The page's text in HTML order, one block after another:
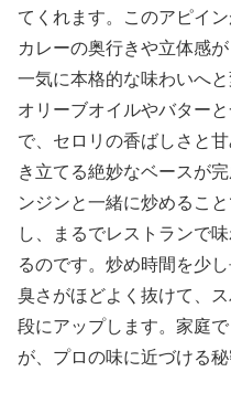
てくれます。このアピイ
カレーの奥行きや立体感
一気に本格的な味わいへ
オリーブオイルやバター
で、セロリの香ばしさと
き立てる絶妙なベースが
ンジンと一緒に炒めるこ
し、まるでレストランで
るのです。炒め時間を少
臭さがほどよく抜けて、
段にアップします。家庭
が、プロの味に近づける